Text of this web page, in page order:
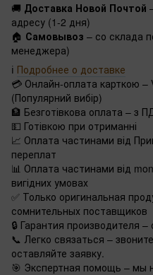
🚚 Доставка Новой Почтой
адресу (1-2 дня)
🏠 Самовывоз – со склада
менеджера)
ℹ️ Подробнее о доставке
💳 Онлайн-оплата карткою –
(Популярний вибір)
🏦 Безготівкова оплата – з
💵 Готівкою при отриманні
📈 Оплата частинами від
переплат
📊 Оплата частинами від
вигідних умовах
✅ Только оригинальная
сомнительных поставщиков
🔒 Гарантия производителя
📞 Легко связаться –
оставляйте заявку.
🎯 Экспертная помощь – мы